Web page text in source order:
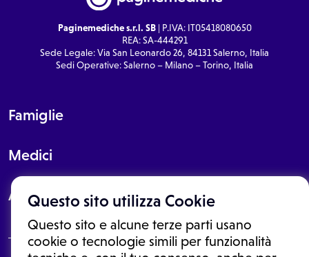
Questo sito utilizza Cookie
Questo sito e alcune terze parti usano
cookie o tecnologie simili per funzionalità
Paginemediche s.r.l. SB| P.IVA: IT05418080650
REA: SA-444291
Sede Legale: Via San Leonardo 26, 84131 Salerno, Italia
Sedi Operative: Salerno – Milano – Torino, Italia
Famiglie
Medici
About